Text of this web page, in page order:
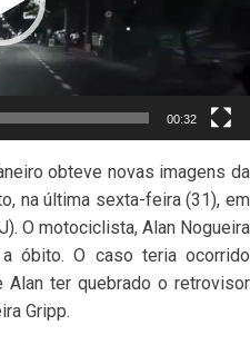
00:32
obteve novas imagens da
na última sexta-feira (31), em
O motociclista, Alan Nogueira
óbito. O caso teria ocorrido
ter quebrado o retrovisor
Gripp.